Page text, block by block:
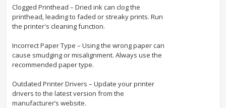
Clogged Printhead – Dried ink can clog the
printhead, leading to faded or streaky prints. Run
the printer's cleaning function.
Incorrect Paper Type – Using the wrong paper can
cause smudging or misalignment. Always use the
recommended paper type.
Outdated Printer Drivers – Update your printer
drivers to the latest version from the
manufacturer’s website.